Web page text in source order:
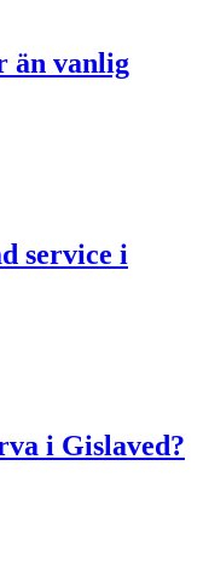
än vanlig
service i
i Gislaved?